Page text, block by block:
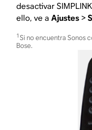
desactivar
ello, ve aAjustes >
1Si no encuentra Sonos
Bose.